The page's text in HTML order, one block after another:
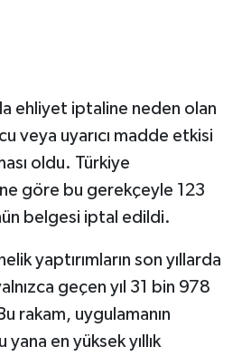
ehliyet iptaline neden olan
veya uyarıcı madde etkisi
oldu. Türkiye
göre bu gerekçeyle 123
belgesi iptal edildi.
yaptırımların son yıllarda
geçen yıl 31 bin 978
rakam, uygulamanın
yana en yüksek yıllık